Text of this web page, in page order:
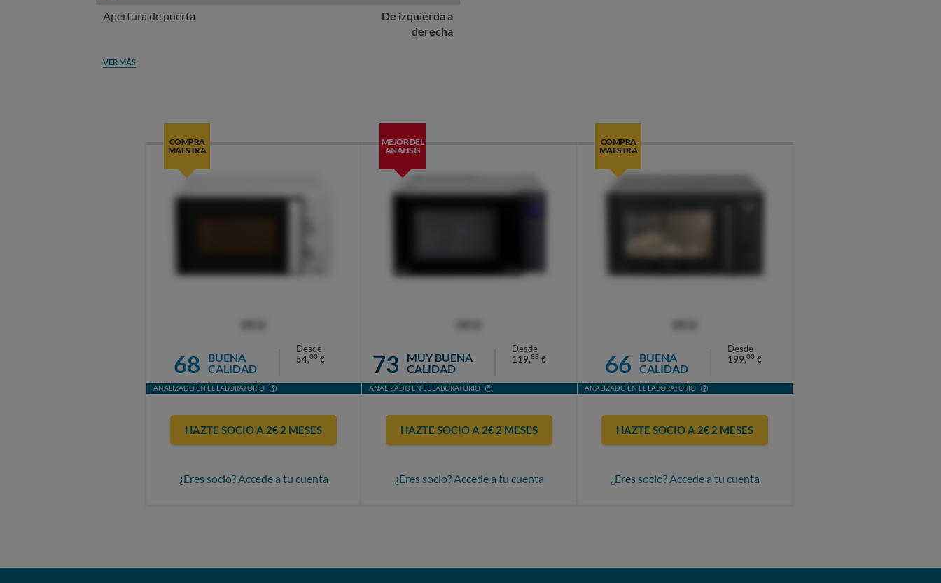
Apertura de puerta
De izquierda a
derecha
VER MÁS
COMPRA
MAESTRA
68
BUENA
CALIDAD
Desde
54,00 €
ANALIZADO EN EL LABORATORIO
HAZTE SOCIO A 2€ 2 MESES
¿Eres socio? Accede a tu cuenta
MEJOR DEL
ANÁLISIS
73
MUY BUENA
CALIDAD
Desde
119,88 €
ANALIZADO EN EL LABORATORIO
HAZTE SOCIO A 2€ 2 MESES
¿Eres socio? Accede a tu cuenta
COMPRA
MAESTRA
66
BUENA
CALIDAD
Desde
199,00 €
ANALIZADO EN EL LABORATORIO
HAZTE SOCIO A 2€ 2 MESES
¿Eres socio? Accede a tu cuenta